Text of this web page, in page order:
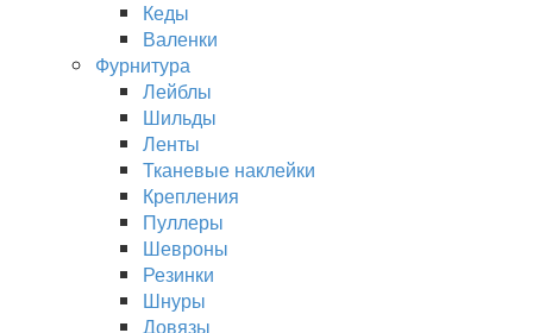
Кеды
Валенки
Фурнитура
Лейблы
Шильды
Ленты
Тканевые наклейки
Крепления
Пуллеры
Шевроны
Резинки
Шнуры
Довязы